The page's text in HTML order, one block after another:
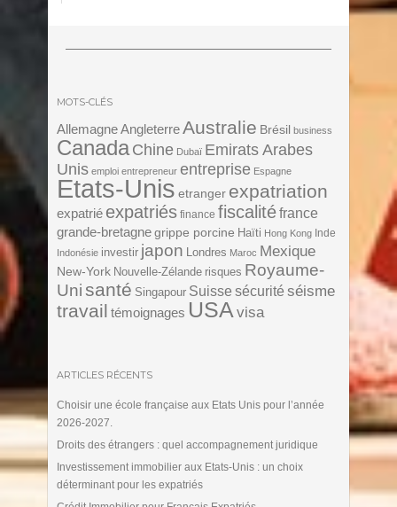
MOTS-CLÉS
Allemagne AngleterreAustralie Brésil business
Canada Chine Dubaï Emirats Arabes
Unis emploi entrepreneur entreprise Espagne
Etats-Unis etranger expatriation
expatrié expatriés finance fiscalitéfrance
grande-bretagne grippe porcine Haïti Hong Kong Inde
Indonésie investir japon Londres Maroc Mexique
New-York Nouvelle-Zélande risques Royaume-
Unisanté Singapour Suisse sécurité séisme
travail témoignages USA visa
ARTICLES RÉCENTS
Choisir une école française aux Etats Unis pour l’année
2026-2027.
Droits des étrangers : quel accompagnement juridique
Investissement immobilier aux Etats-Unis : un choix
déterminant pour les expatriés